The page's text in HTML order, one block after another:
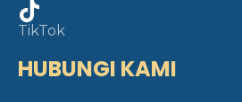
TikTok
HUBUNGI KAMI